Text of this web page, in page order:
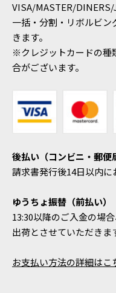
VISA/MASTER/DINERS/
一括・分割・リボルビ
きます。
※クレジットカードの種
合がございます。
後払い（コンビニ・郵便
請求書発行後14日以内に
ゆうちょ振替（前払い）
13:30以降のご入金の場
出荷とさせていただきま
お支払い方法の詳細はこ